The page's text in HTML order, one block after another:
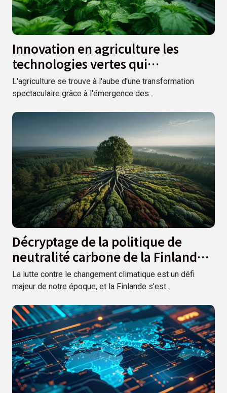
Innovation en agriculture les
technologies vertes qui
révolutionnent le secteur
L'agriculture se trouve à l'aube d'une transformation
spectaculaire grâce à l'émergence des...
Décryptage de la politique de
neutralité carbone de la Finlande
et son impact à l'international
La lutte contre le changement climatique est un défi
majeur de notre époque, et la Finlande s'est...